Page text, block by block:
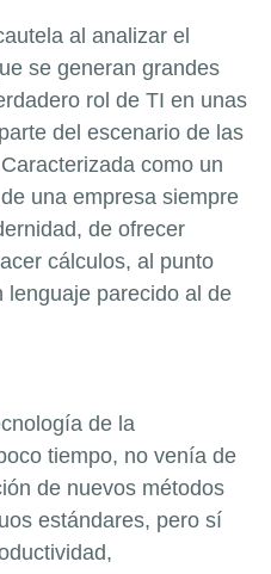
al analizar el
se generan grandes
rol de TI en unas
del escenario de las
como un
una empresa siempre
de ofrecer
cálculos, al punto
lenguaje parecido al de
de la
tiempo, no venía de
de nuevos métodos
estándares, pero sí